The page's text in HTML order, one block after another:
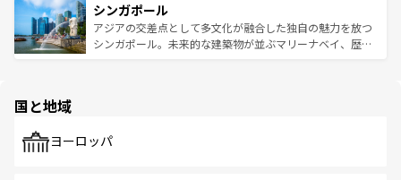
参照してほしい。
激する。気候は一年中温暖で、どの季節にも異なる楽しみ
が待っている。親しみやすいタイの人々、仏教を中心とし
た文化、そして多様な観光資源が、訪れる旅人を魅了し続
み、どこを訪れても感動するはず。観光スポットが密集し
ており、効率よく見どころを回れるのも魅力。息をのむよ
うな絶景から文化的な体験まで、香港を存分に楽しみ尽く
シンガポール
アジアの交差点として多文化が融合した独自の魅力を放つ
シンガポール。未来的な建築物が並ぶマリーナベイ、歴史
で、ホーカーズは地元の風情を楽しめる外せないスポット
国と地域
ヨーロッパ